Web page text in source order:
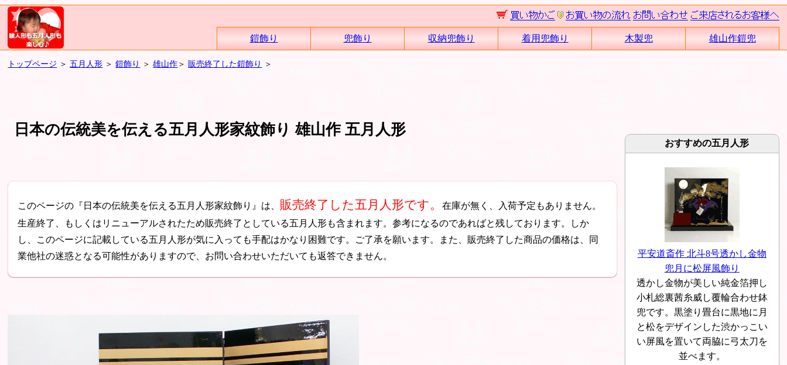
鎧飾り 兜飾り 収納兜飾り 着用兜飾り 木製兜 雄山作鎧兜
トップページ ＞五月人形 ＞鎧飾り ＞雄山作＞販売終了した鎧飾り ＞
日本の伝統美を伝える五月人形家紋飾り 雄山作 五月人形
このページの『日本の伝統美を伝える五月人形家紋飾り』は、 販売終了した五月人形です。在庫が無く、入荷予定もありません。
生産終了、もしくはリニューアルされたため販売終了としている五月人形も含まれます。参考になるのであればと残しております。しか
し、このページに記載している五月人形が気に入っても手配はかなり困難です。ご了承を願います。また、販売終了した商品の価格は、同
業他社の迷惑となる可能性がありますので、お問い合わせいただいても返答できません。
おすすめの五月人形
平安道斎作 北斗8号透かし金物
兜月に松屏風飾り
透かし金物が美しい純金箔押し
小札総裏茜糸威し覆輪合わせ鉢
兜です。黒塗り畳台に黒地に月
と松をデザインした渋かっこい
い屏風を置いて両脇に弓太刀を
並べます。